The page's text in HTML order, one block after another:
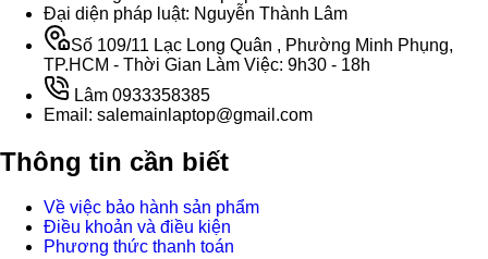
Đại diện pháp luật: Nguyễn Thành Lâm
Số 109/11 Lạc Long Quân , Phường Minh Phụng,
TP.HCM - Thời Gian Làm Việc: 9h30 - 18h
Lâm 0933358385
Email: salemainlaptop@gmail.com
Thông tin cần biết
Về việc bảo hành sản phẩm
Điều khoản và điều kiện
Phương thức thanh toán